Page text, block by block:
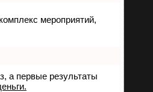
мероприятий,
а первые результаты